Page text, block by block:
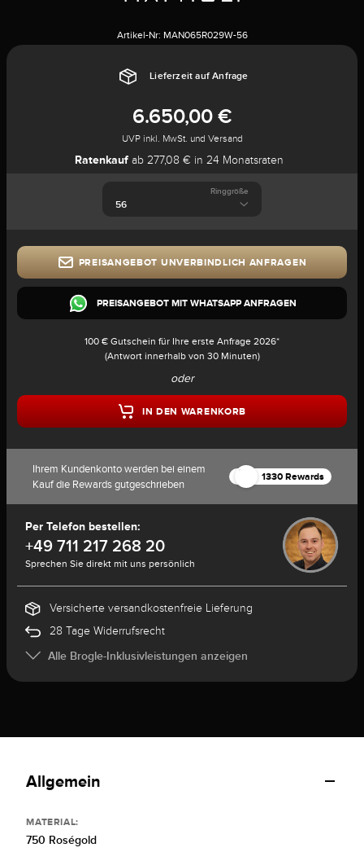
Artikel-Nr: MAN065R029W-56
Lieferzeit auf Anfrage
6.650,00 €
UVP inkl. MwSt. und Versand
Ratenkaufab 277,08 € in 24 Monatsraten
Ringgröße
PREISANGEBOT UNVERBINDLICH ANFRAGEN
PREISANGEBOT MIT WHATSAPP ANFRAGEN
100 € Gutschein für Ihre erste Anfrage 2026*
(Antwort innerhalb von 30 Minuten)
oder
IN DEN WARENKORB
Ihrem Kundenkonto werden bei einem
Kauf die Rewards gutgeschrieben
1330 Rewards
Per Telefon bestellen:
+49 711 217 268 20
Sprechen Sie direkt mit uns persönlich
Versicherte versandkostenfreie Lieferung
28 Tage Widerrufsrecht
Alle Brogle-Inklusivleistungen anzeigen
Allgemein
MATERIAL:
750 Roségold